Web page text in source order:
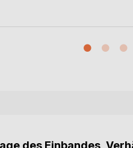
des Einbandes,